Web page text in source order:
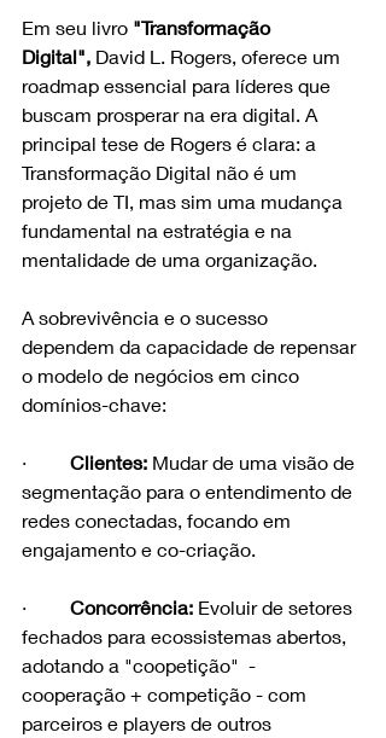
Em seu livro "Transformação
Digital", David L. Rogers, oferece um
roadmap essencial para líderes que
buscam prosperar na era digital. A
principal tese de Rogers é clara: a
Transformação Digital não é um
projeto de TI, mas sim uma mudança
fundamental na estratégia e na
mentalidade de uma organização.
A sobrevivência e o sucesso
dependem da capacidade de repensar
o modelo de negócios em cinco
domínios-chave:
· Clientes: Mudar de uma visão de
segmentação para o entendimento de
redes conectadas, focando em
engajamento e co-criação.
· Concorrência: Evoluir de setores
fechados para ecossistemas abertos,
adotando a "coopetição"  -
cooperação + competição - com
parceiros e players de outros